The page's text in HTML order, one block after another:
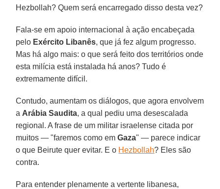
Hezbollah? Quem será encarregado disso desta vez?
Fala-se em apoio internacional à ação encabeçada
pelo Exército Libanês, que já fez algum progresso.
Mas há algo mais: o que será feito dos territórios onde
esta milícia está instalada há anos? Tudo é
extremamente difícil.
Contudo, aumentam os diálogos, que agora envolvem
a Arábia Saudita, a qual pediu uma desescalada
regional. A frase de um militar israelense citada por
muitos — "faremos como emGaza" — parece indicar
o que Beirute quer evitar. E o Hezbollah? Eles são
contra.
Para entender plenamente a vertente libanesa,